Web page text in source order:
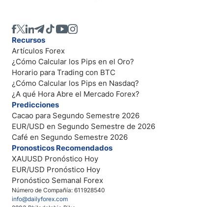
Número de Compañía: 611928540
info@dailyforex.com
Recursos
Artículos Forex
¿Cómo Calcular los Pips en el Oro?
Horario para Trading con BTC
¿Cómo Calcular los Pips en Nasdaq?
¿A qué Hora Abre el Mercado Forex?
Predicciones
Cacao para Segundo Semestre 2026
EUR/USD en Segundo Semestre de 2026
Café en Segundo Semestre 2026
Pronosticos Recomendados
XAUUSD Pronóstico Hoy
EUR/USD Pronóstico Hoy
Pronóstico Semanal Forex